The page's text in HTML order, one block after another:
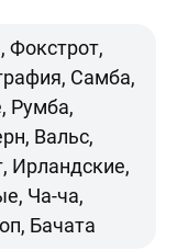
Фокстрот,
Самба,
Румба,
Вальс,
Ирландские,
Ча-ча,
Бачата